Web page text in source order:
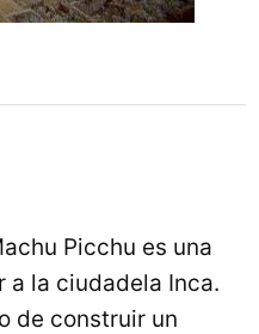
Picchu es una
la ciudadela Inca.
de construir un